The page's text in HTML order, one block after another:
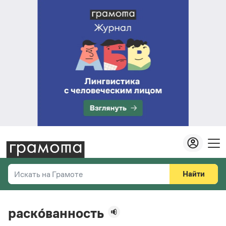
Искать на Грамоте
Справочная служба
Найти
раско́ванность